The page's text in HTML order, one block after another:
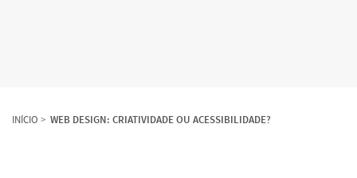
INÍCIO WEB DESIGN: CRIATIVIDADE OU ACESSIBILIDADE?